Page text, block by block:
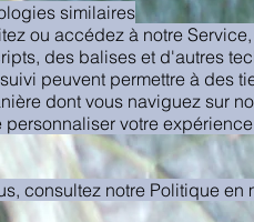
similaires
ou accédez à notre
des balises et d'autres
peuvent permettre à des
dont vous naviguez sur
personnaliser votre
consultez notre Politique en